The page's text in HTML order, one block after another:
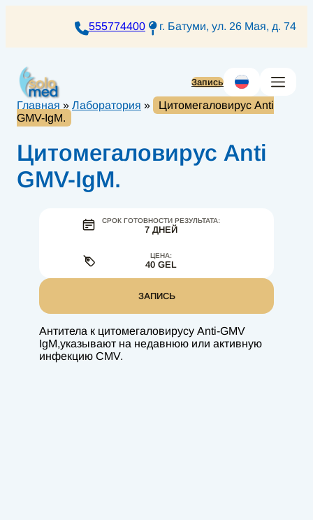
555774400 г. Батуми, ул. 26 Мая, д. 74
Запись
Главная » Лаборатория »
Цитомегаловирус Anti
GMV-IgM.
Цитомегаловирус Anti
GMV-IgM.
Антитела к цитомегаловирусу Anti-GMV
IgM,указывают на недавнюю или активную
инфекцию CMV.
СРОК ГОТОВНОСТИ РЕЗУЛЬТАТА:
7 ДНЕЙ
ЦЕНА:
40 GEL
ЗАПИСЬ